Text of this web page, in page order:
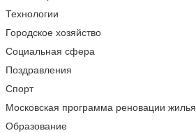
Технологии
Городское хозяйство
Социальная сфера
Поздравления
Спорт
Московская программа реновации жилья
Образование